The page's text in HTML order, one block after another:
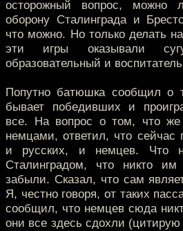
осторожный вопрос, можно
оборону Сталинграда и
что можно. Но только делать
эти игры оказывали
образовательный и
Попутно батюшка сообщил о
бывает победивших и
все. На вопрос о том, что
немцами, ответил, что сейчас
и русских, и немцев. Что
Сталинградом, что никто
забыли. Сказал, что сам
Я, честно говоря, от таких
сообщил, что немцев сюда
они все здесь сдохли